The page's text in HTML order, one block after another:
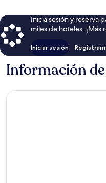
Inicia sesión y reserva
miles de hoteles. ¡Más
Iniciar sesión
Información